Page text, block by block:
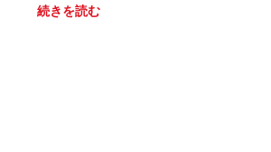
続きを読む